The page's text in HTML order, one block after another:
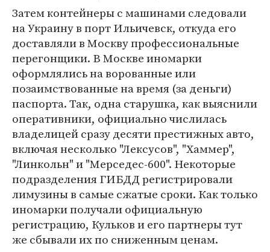
Затем контейнеры с машинами следовали
на Украину в порт Ильичевск, откуда его
доставляли в Москву профессиональные
перегонщики. В Москве иномарки
оформлялись на ворованные или
позаимствованные на время (за деньги)
паспорта. Так, одна старушка, как выяснили
оперативники, официально числилась
владелицей сразу десяти престижных авто,
включая несколько "Лексусов", "Хаммер",
"Линкольн" и "Мерседес-600". Некоторые
подразделения ГИБДД регистрировали
лимузины в самые сжатые сроки. Как только
иномарки получали официальную
регистрацию, Кульков и его партнеры тут
же сбывали их по сниженным ценам.